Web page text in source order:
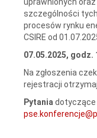
szczególności
procesów rynku
CSIRE od
07.05.2025, godz.
Na zgłoszenia
rejestracji
Pytania dotyczące